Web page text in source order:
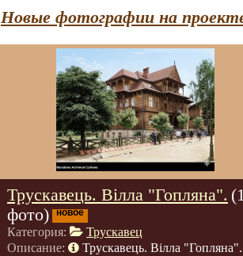
Новые фотографии на
Трускавець. Вілла "Гопляна".
фото)
новое
Категория:
Трускавец
Описание:
Трускавець. Вілла "Гопляна".